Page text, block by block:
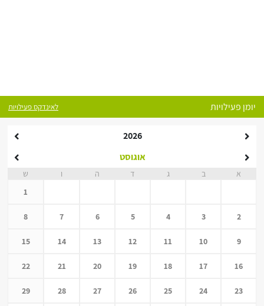
יומן פעילויות לאינדקס פעילויות
2026
אוגוסט
א ב ג ד ה ו
ש
1
2
3
4
5
6
7
8
9
10
11
12
13
14
15
16
17
18
19
20
21
22
23
24
25
26
27
28
29